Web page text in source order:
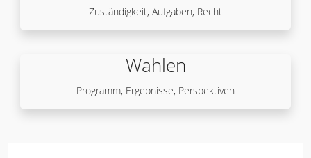
Zuständigkeit, Aufgaben, Recht
Wahlen
Programm, Ergebnisse, Perspektiven